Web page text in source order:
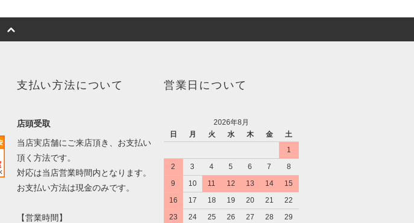
支払い方法について
店頭受取
当店実店舗にご来店頂き、お支払い
頂く方法です。
対応は当店営業時間内となります。
お支払い方法は現金のみです。
【営業時間】
営業日について
2026年8月
日
月 火 水 木 金
土
1
2
3 4 5 6 7
8
9
10 11 12 13 14
15
16
17 18 19 20 21
22
23
24 25 26 27 28
29